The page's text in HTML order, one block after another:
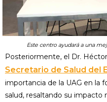
Este centro ayudará a una
Posteriormente, el Dr.
Secretario de Salud del
importancia de la UAG en la
salud, resaltando su impacto